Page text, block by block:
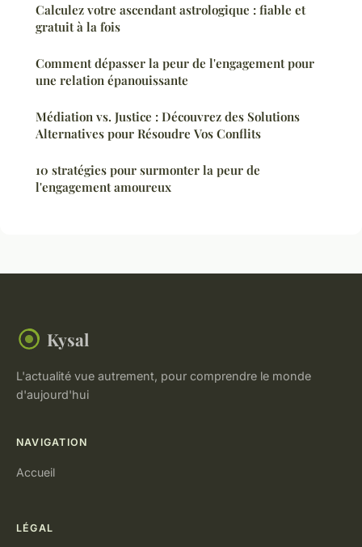
Calculez votre ascendant astrologique : fiable et
gratuit à la fois
Comment dépasser la peur de l'engagement pour
une relation épanouissante
Médiation vs. Justice : Découvrez des Solutions
Alternatives pour Résoudre Vos Conflits
10 stratégies pour surmonter la peur de
l'engagement amoureux
Kysal
L'actualité vue autrement, pour comprendre le monde
d'aujourd'hui
NAVIGATION
Accueil
LÉGAL